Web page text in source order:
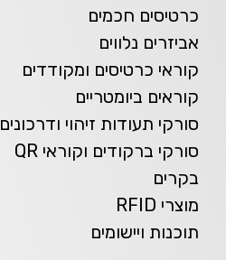
כרטיסים חכמים
אביזרים נלווים
קוראי כרטיסים ומקודדים
קוראים ביומטריים
סורקי תעודות זיהוי ודרכונים
סורקי ברקודים וקוראי QR
בקרים
מוצרי RFID
תוכנות ויישומים